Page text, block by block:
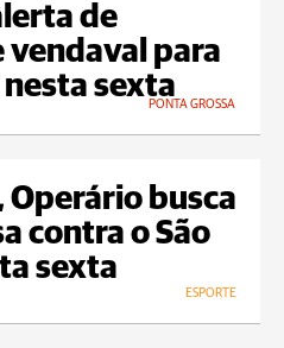
de
para
nesta sexta
PONTA GROSSA
busca
contra o São
sexta
ESPORTE